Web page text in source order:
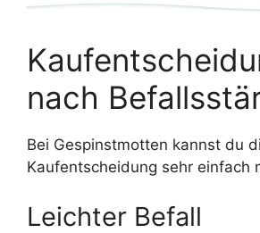
nach
Bei Gespinstmotten kannst du
Kaufentscheidung sehr einfach
Leichter Befall